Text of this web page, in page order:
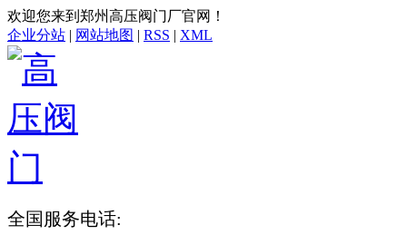
欢迎您来到郑州高压阀门厂官网！
企业分站 | 网站地图 | RSS | XML
全国服务电话: